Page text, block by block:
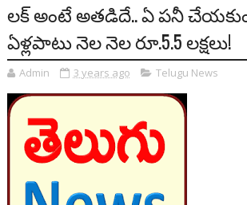
లక్ అంటే అతడిదే.. ఏ పనీ
ఏళ్లపాటు నెల నెల రూ.5.5 లక్షలు!
Admin 3 years ago Telugu News